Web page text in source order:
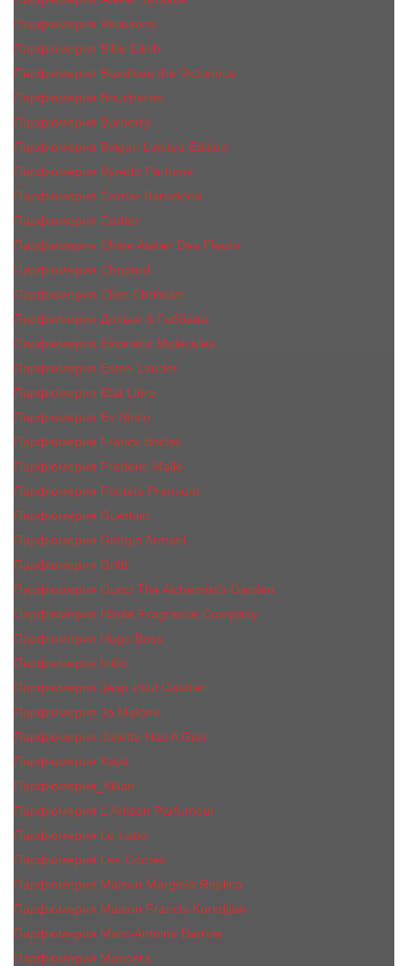
Парфюмерия Atkinsons
Парфюмерия Billie Eilish
Парфюмерия Boadicea the Victorious
Парфюмерия Boucheron
Парфюмерия Burberry
Парфюмерия Bvlgari Limited Edition
Парфюмерия Byredo Parfums
Парфюмерия Carner Barcelona
Парфюмерия Cartier
Парфюмерия Chloe Atelier Des Fleurs
Парфюмерия Сhopard
Парфюмерия Clive Christian
Парфюмерия Дольче & Габбана
Парфюмерия Escentric Molecules
Парфюмерия Estee Lаudеr
Парфюмерия Etat Libre
Парфюмерия Ex Nihilo
Парфюмерия Franck Boclet
Парфюмерия Frеderic Mаlle
Парфюмерия Fontela Premium
Парфюмерия Guerlain
Парфюмерия Giorgio Armani
Парфюмерия Gritti
Парфюмерия Gucci The Alchemist’s Garden.
Парфюмерия Haute Fragrance Company
Парфюмерия Hugo Boss
Парфюмерия Initio
Парфюмерия Jean Paul Gaultier
Парфюмерия Jо Malоnе
Парфюмерия Juliette Has A Gun
Парфюмерия Kajal
Парфюмерия_КiIiаn
Парфюмерия L'Artisan Parfumeur
Парфюмерия Le Labo
Парфюмерия Les Contes
Парфюмерия Maison Margiela Replica
Парфюмерия Maison Francis Kurkdjian
Парфюмерия Marc-Antoine Barrois
Парфюмерия Mancera